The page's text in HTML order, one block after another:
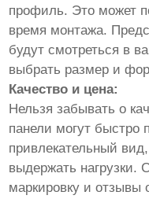
профиль. Это может
время монтажа.
будут смотреться в
выбрать размер и
Качество и цена:
Нельзя забывать о
панели могут быстро
привлекательный
выдержать нагрузки.
маркировку и отзывы